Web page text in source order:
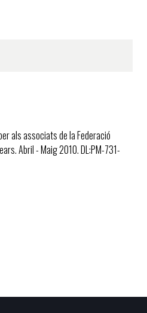
als associats de la Federació
Abril - Maig 2010. DL:PM-731-